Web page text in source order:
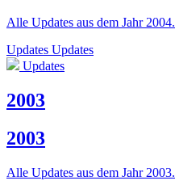
Alle Updates aus dem Jahr 2004.
Updates Updates
Updates
2003
2003
Alle Updates aus dem Jahr 2003.